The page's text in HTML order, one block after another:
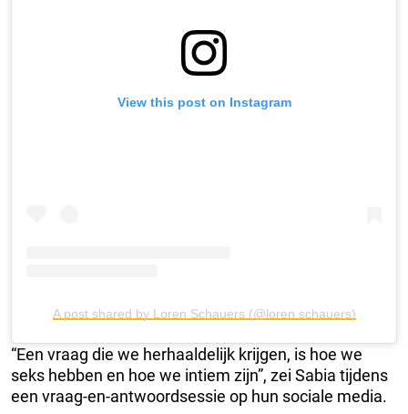
View this post on Instagram
A post shared by Loren Schauers (@loren.schauers)
“Een vraag die we herhaaldelijk krijgen, is hoe we
seks hebben en hoe we intiem zijn”, zei Sabia tijdens
een vraag-en-antwoordsessie op hun sociale media.